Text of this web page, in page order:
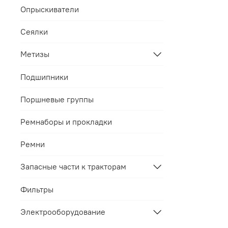
Опрыскиватели
Сеялки
Метизы
Подшипники
Поршневые группы
Ремнаборы и прокладки
Ремни
Запасные части к тракторам
Фильтры
Электрооборудование